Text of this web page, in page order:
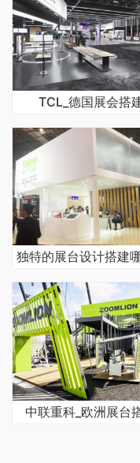
TCL_德国展会搭
中联重科_欧洲展台